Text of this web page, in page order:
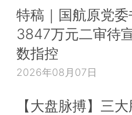
特稿｜国航原党
3847万元二审待
数指控
2026年08月07日
【大盘脉搏】三